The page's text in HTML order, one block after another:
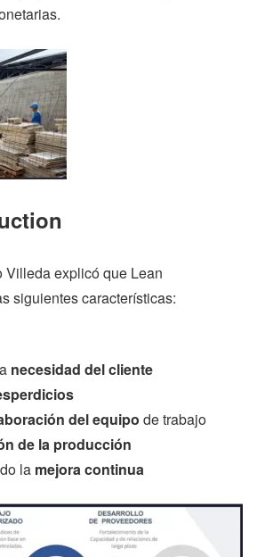
Villeda explicó que Lean
siguientes características:
necesidad del cliente
del equipo de trabajo
de la producción
la mejora continua